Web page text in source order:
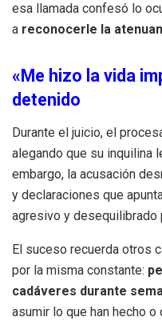
esa llamada confesó lo
a reconocerle la
«Me hizo la vida
detenido
Durante el juicio, el
alegando que su inquilina
embargo, la acusación
y declaraciones que
agresivo y desequilibrado
El suceso recuerda otros
por la misma constante:
cadáveres durante
asumir lo que han hecho